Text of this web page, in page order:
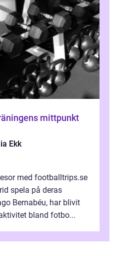
mittpunkt
Ekk
med footballtrips.se
spela på deras
Bernabéu, har blivit
bland fotbo...